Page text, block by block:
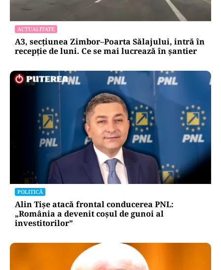
ACTUALITATE
A3, secțiunea Zimbor–Poarta Sălajului, intră în
recepție de luni. Ce se mai lucrează în șantier
POLITICĂ
Alin Tișe atacă frontal conducerea PNL:
„România a devenit coșul de gunoi al
investitorilor”